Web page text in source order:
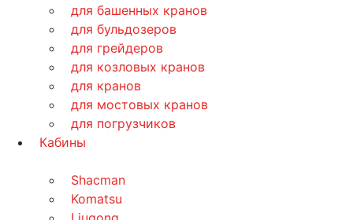
для башенных кранов
для бульдозеров
для грейдеров
для козловых кранов
для кранов
для мостовых кранов
для погрузчиков
Кабины
Shacman
Komatsu